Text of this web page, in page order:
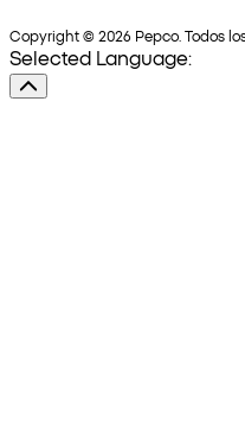
Copyright © 2026 Pepco. Todos
Selected Language: